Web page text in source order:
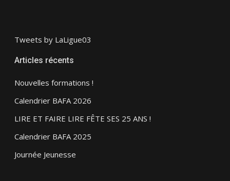
Tweets by LaLigue03
Articles récents
Nouvelles formations !
Calendrier BAFA 2026
LIRE ET FAIRE LIRE FÊTE SES 25 ANS !
Calendrier BAFA 2025
Journée Jeunesse